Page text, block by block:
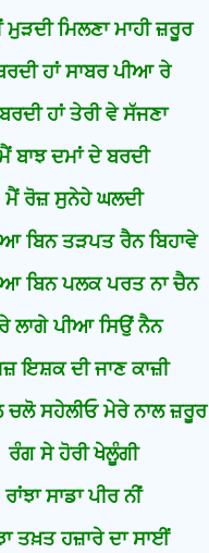
ਮੁੜਦੀ ਮਿਲਣਾ ਮਾਹੀ ਜ਼ਰੂਰ
ਹਾਂ ਸਾਬਰ ਪੀਆ ਰੇ
ਹਾਂ ਤੇਰੀ ਵੇ ਸੱਜਣਾ
ਬਾਝ ਦਮਾਂ ਦੇ ਬਰਦੀ
ਮੈਂ ਰੋਜ਼ ਸੁਨੇਹੇ ਘਲਦੀ
ਬਿਨ ਤੜਪਤ ਰੈਨ ਬਿਹਾਵੇ
ਬਿਨ ਪਲਕ ਪਰਤ ਨਾ ਚੈਨ
ਲਾਗੇ ਪੀਆ ਸਿਉਂ ਨੈਨ
ਇਸ਼ਕ ਦੀ ਜਾਣ ਕਾਜ਼ੀ
ਚਲੋ ਸਹੇਲੀਓ ਮੇਰੇ ਨਾਲ ਜ਼ਰੂਰ
ਰੰਗ ਸੇ ਹੋਰੀ ਖੇਲੂੰਗੀ
ਰਾਂਝਾ ਸਾਡਾ ਪੀਰ ਨੀਂ
ਤਖ਼ਤ ਹਜ਼ਾਰੇ ਦਾ ਸਾਈਂ